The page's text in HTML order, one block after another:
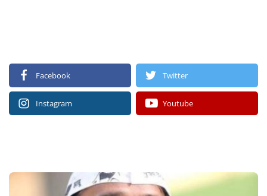
Facebook Twitter
Instagram Youtube